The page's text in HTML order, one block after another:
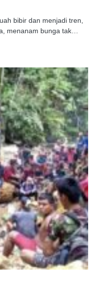
bibir dan menjadi tren,
menanam bunga tak…